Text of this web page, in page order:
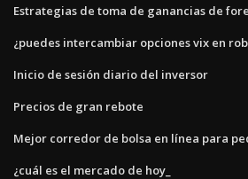
Estrategias de toma de ganancias de
¿puedes intercambiar opciones vix en
Inicio de sesión diario del inversor
Precios de gran rebote
Mejor corredor de bolsa en línea para
¿cuál es el mercado de hoy_